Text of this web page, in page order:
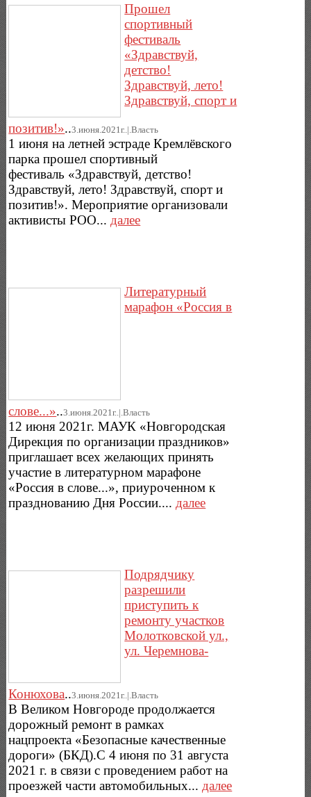
Прошел
спортивный
фестиваль
«Здравствуй,
детство!
Здравствуй, лето!
Здравствуй, спорт и
позитив!»..3.июня.2021г..|.Власть
1 июня на летней эстраде Кремлёвского
парка прошел спортивный
фестиваль «Здравствуй, детство!
Здравствуй, лето! Здравствуй, спорт и
позитив!». Мероприятие организовали
активисты РОО... далее
Литературный
марафон «Россия в
слове...»..3.июня.2021г..|.Власть
12 июня 2021г. МАУК «Новгородская
Дирекция по организации праздников»
приглашает всех желающих принять
участие в литературном марафоне
«Россия в слове...», приуроченном к
празднованию Дня России.... далее
Подрядчику
разрешили
приступить к
ремонту участков
Молотковской ул.,
ул. Черемнова-
Конюхова..3.июня.2021г..|.Власть
В Великом Новгороде продолжается
дорожный ремонт в рамках
нацпроекта «Безопасные качественные
дороги» (БКД).С 4 июня по 31 августа
2021 г. в связи с проведением работ на
проезжей части автомобильных...далее